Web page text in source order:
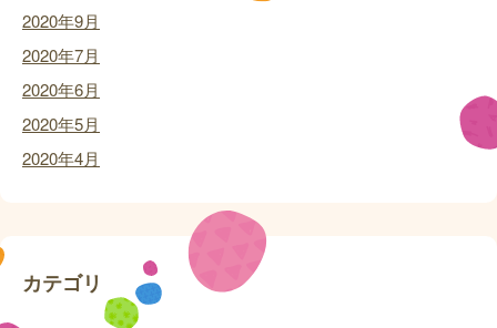
2020年9月
2020年7月
2020年6月
2020年5月
2020年4月
カテゴリ